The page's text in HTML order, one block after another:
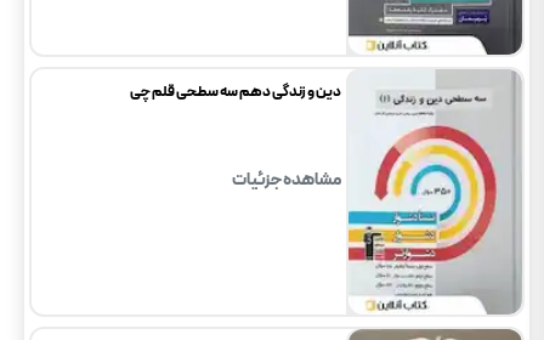
دین و زندگی دهم سه سطحی قلم چی
مشاهده جزئیات